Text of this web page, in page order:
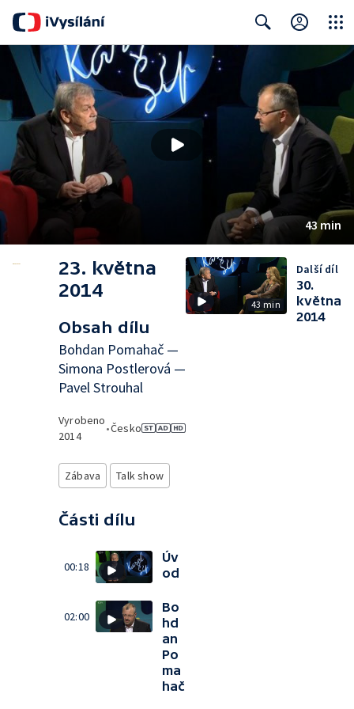
Search Close
43 min
23. května
2014
Obsah dílu
Bohdan Pomahač —
Simona Postlerová —
Pavel Strouhal
Vyrobeno
2014
•Česko
Zábava Talk show
Části dílu
00:18
Úv
od
02:00
Bo
hd
an
Po
ma
hač
43 min
Další díl
30.
května
2014